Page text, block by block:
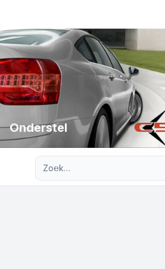
Onderstel